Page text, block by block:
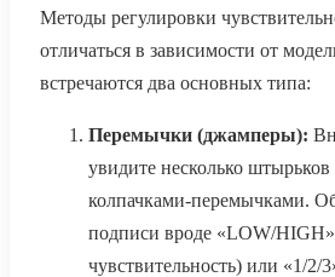
Методы регулировки
отличаться в зависимости от
встречаются два основных типа:
Перемычки (джамперы):
увидите несколько
колпачками-перемычками.
подписи вроде «LOW/
чувствительность) или «1/2/